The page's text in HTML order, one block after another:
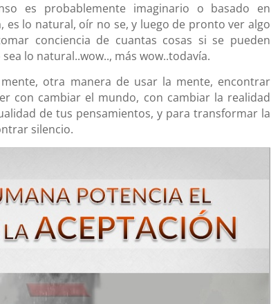
es probablemente imaginario o basado en
es lo natural, oír no se, y luego de pronto ver algo
conciencia de cuantas cosas si se pueden
lo natural..wow.., más wow..todavía.
otra manera de usar la mente, encontrar
con cambiar el mundo, con cambiar la realidad
de tus pensamientos, y para transformar la
silencio.